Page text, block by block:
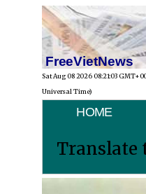
FreeVietNews
Sat Aug 08 2026 08:21:03
Universal Time)
HOME
Translate